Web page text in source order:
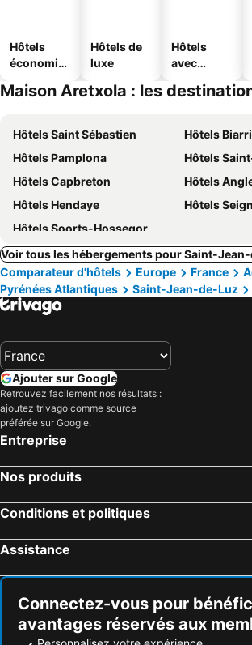
Hôtels
économiq
Hôtels de
luxe
Hôtels
avec
Maison Aretxola : les
Hôtels Saint Sébastien
Hôtels
Hôtels Pamplona
Hôtels
Hôtels Capbreton
Hôtels
Hôtels Hendaye
Hôtels
Hôtels Soorts-Hossegor
Voir tous les hébergements pour Saint-
Comparateur d'hôtels
Europe France
Pyrénées Atlantiques
Saint-Jean-de-Luz
Ajouter sur Google
Retrouvez facilement nos résultats :
ajoutez trivago comme source
préférée sur Google.
Entreprise
Nos produits
Conditions et politiques
Assistance
Connectez-vous pour
avantages réservés aux